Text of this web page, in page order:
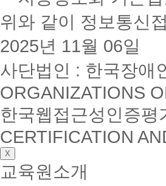
위와 같이 정보통신
2025년 11월 06일
사단법인 : 한국장애
ORGANIZATIONS
한국웹접근성인증평
CERTIFICATION
X
교육원소개